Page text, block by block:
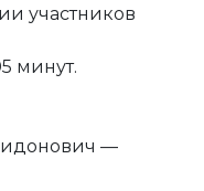
участников
минут.
—